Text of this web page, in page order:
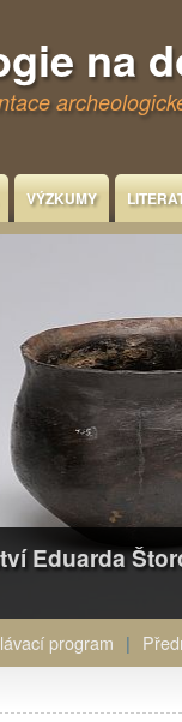
na
VÝZKUMY
Eduarda
program